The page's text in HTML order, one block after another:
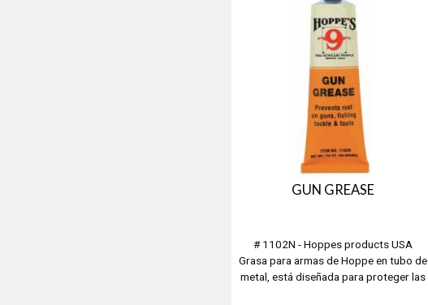
GUN GREASE
# 1102N - Hoppes products USA
Grasa para armas de Hoppe en tubo de
metal, está diseñada para proteger las